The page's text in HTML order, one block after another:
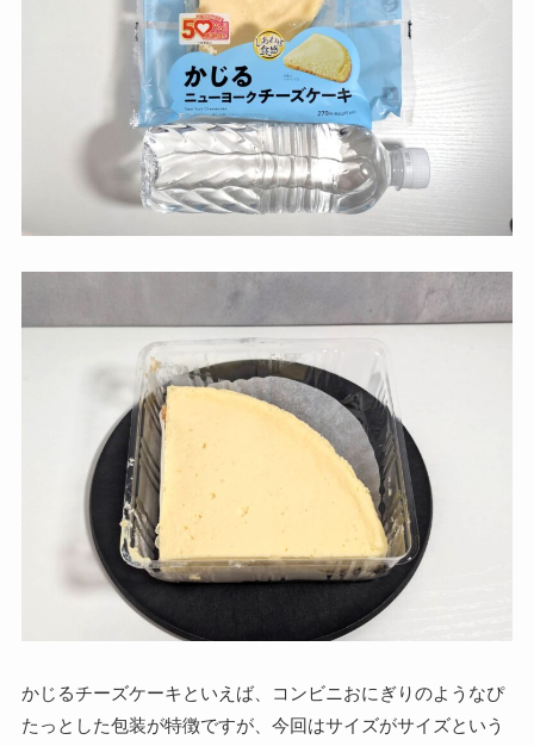
かじるチーズケーキといえば、コンビニおにぎりのようなぴ
たっとした包装が特徴ですが、今回はサイズがサイズという